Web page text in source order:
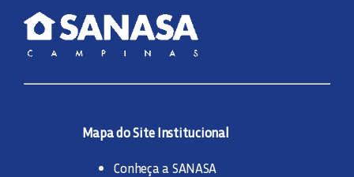
Mapa do Site Institucional
Conheça a SANASA